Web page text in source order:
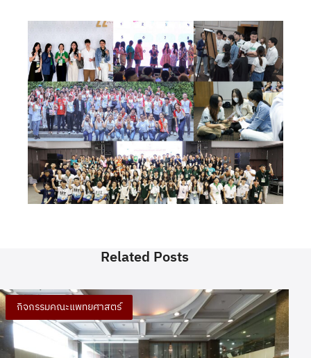
Related Posts
กิจกรรมคณะแพทยศาสตร์